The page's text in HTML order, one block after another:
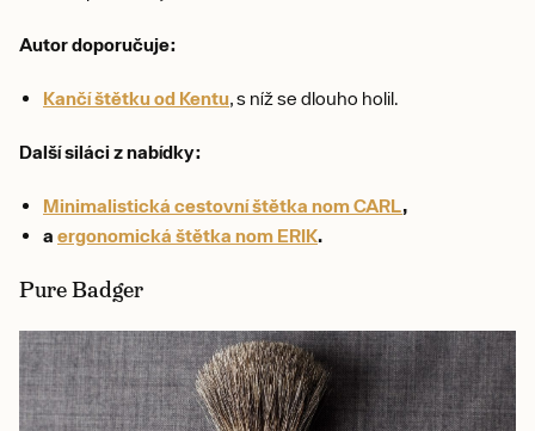
Autor doporučuje:
Kančí štětku od Kentu, s níž se dlouho holil.
Další siláci z nabídky:
Minimalistická cestovní štětka nom CARL,
a ergonomická štětka nom ERIK.
Pure Badger